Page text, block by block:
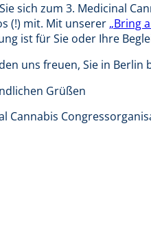
sich zum 3. Medicinal
(!) mit. Mit unserer „Bring
ist für Sie oder Ihre
uns freuen, Sie in Berlin
Grüßen
Cannabis